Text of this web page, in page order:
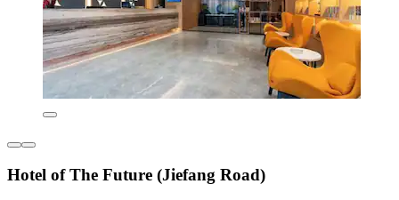
Hotel of The Future (Jiefang Road)